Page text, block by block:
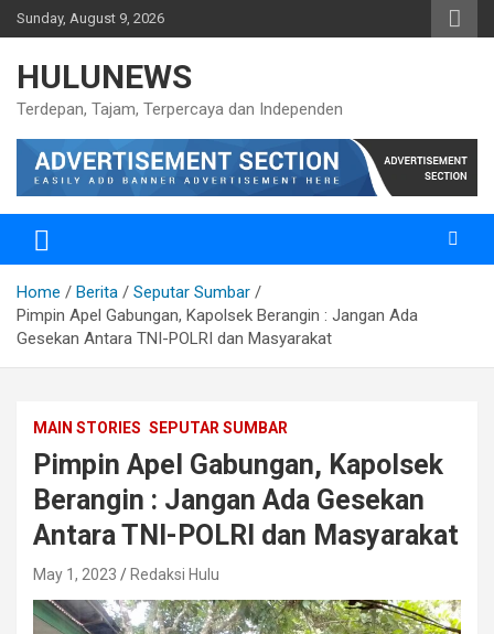
Skip
to
Sunday, August 9, 2026
HULUNEWS
Terdepan, Tajam, Terpercaya dan Independen
Home Berita
Seputar Sumbar
Pimpin Apel Gabungan, Kapolsek Berangin : Jangan Ada
Gesekan Antara TNI-POLRI dan Masyarakat
MAIN STORIES SEPUTAR SUMBAR
Pimpin Apel Gabungan, Kapolsek
Berangin : Jangan Ada Gesekan
Antara TNI-POLRI dan Masyarakat
May 1, 2023 Redaksi Hulu